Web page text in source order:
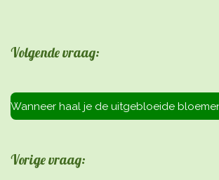
Volgende vraag:
Wanneer haal je de uitgebloeide
Vorige vraag: